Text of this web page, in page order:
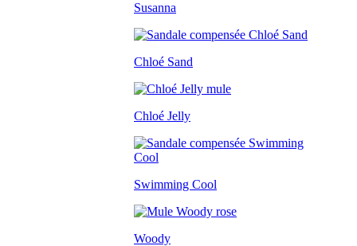
Susanna
Chloé Sand
Chloé Jelly
Swimming Cool
Woody